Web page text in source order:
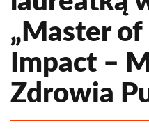
„Master
Impact –
Zdrowia